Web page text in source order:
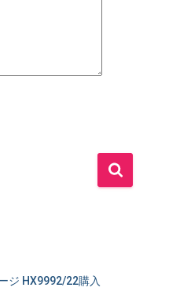
ジ HX9992/22購入